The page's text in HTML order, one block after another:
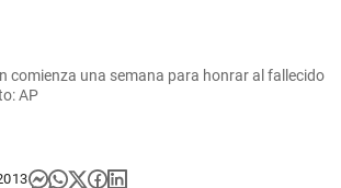
comienza una semana para honrar al fallecido
AP